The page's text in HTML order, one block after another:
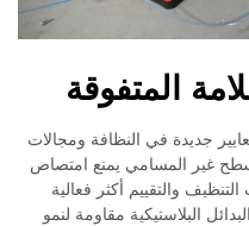
المتفوقة
جديدة في النظافة ومجالات
غير المسامي يمنع امتصاص
والتقييم أكثر فعالية
البلاستيكية مقاومة لنمو